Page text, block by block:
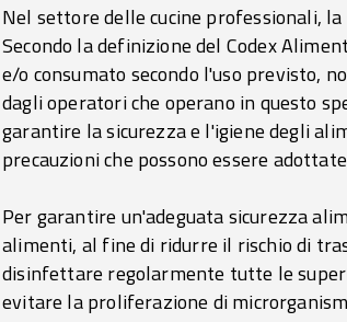
Nel settore delle cucine professionali,
Secondo la definizione del Codex
e/o consumato secondo l'uso previsto,
dagli operatori che operano in questo
garantire la sicurezza e l'igiene degli
precauzioni che possono essere
Per garantire un'adeguata sicurezza
alimenti, al fine di ridurre il rischio di
disinfettare regolarmente tutte le
evitare la proliferazione di